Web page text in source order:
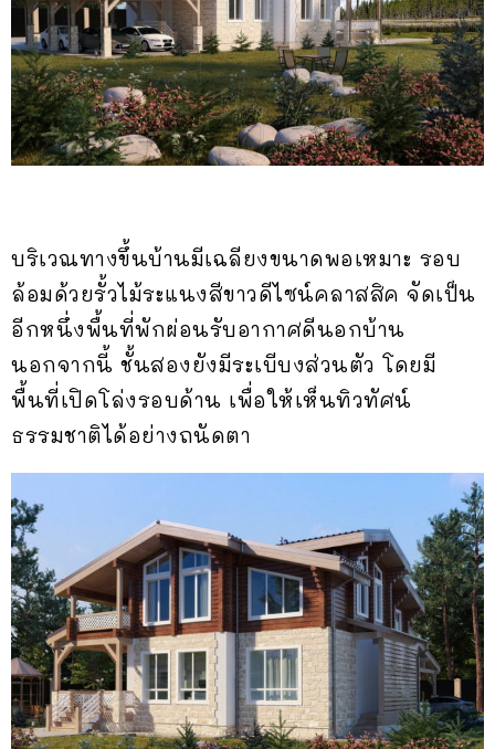
บริเวณทางขึ้นบ้านมีเฉลียงขนาดพอเหมาะ รอบ
ล้อมด้วยรั้วไม้ระแนงสีขาวดีไซน์คลาสสิค จัดเป็น
อีกหนึ่งพื้นที่พักผ่อนรับอากาศดีนอกบ้าน
นอกจากนี้ ชั้นสองยังมีระเบีบงส่วนตัว โดยมี
พื้นที่เปิดโล่งรอบด้าน เพื่อให้เห็นทิวทัศน์
ธรรมชาติได้อย่างถนัดตา